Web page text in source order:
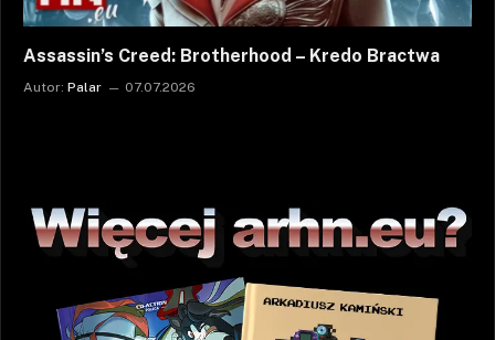
Assassin’s Creed: Brotherhood – Kredo Bractwa
Autor: Palar 07.07.2026